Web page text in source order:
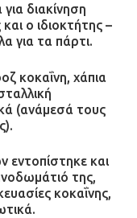
διακίνηση
ο ιδιοκτήτης –
για τα πάρτι.
κοκαΐνη, χάπια
(ανάμεσά τους
και
της,
κοκαΐνης,